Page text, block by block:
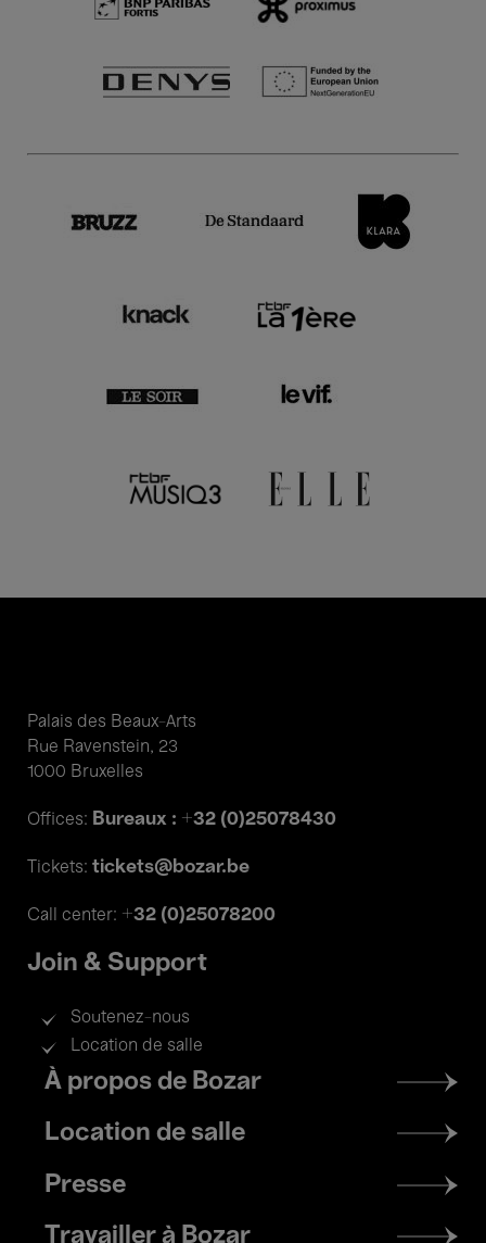
Palais des Beaux-Arts
Rue Ravenstein, 23
1000 Bruxelles
Offices: Bureaux : +32 (0)25078430
Tickets: tickets@bozar.be
Call center: +32 (0)25078200
Join & Support
Soutenez-nous
Location de salle
Footer
menu
À propos de Bozar
Location de salle
Presse
Travailler à Bozar